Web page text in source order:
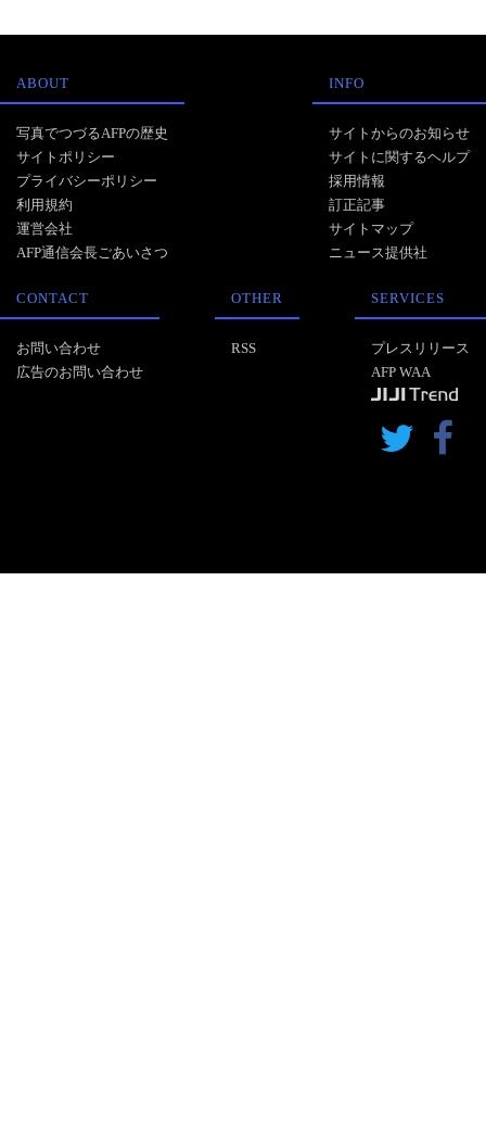
ABOUT
写真でつづるAFPの歴史
サイトポリシー
プライバシーポリシー
利用規約
運営会社
AFP通信会長ごあいさつ
INFO
サイトからのお知らせ
サイトに関するヘルプ
採用情報
訂正記事
サイトマップ
ニュース提供社
CONTACT
お問い合わせ
広告のお問い合わせ
OTHER
RSS
SERVICES
プレスリリース
AFP WAA